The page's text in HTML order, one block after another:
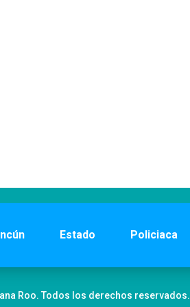
Estado Policiaca
Roo. Todos los derechos reservados.